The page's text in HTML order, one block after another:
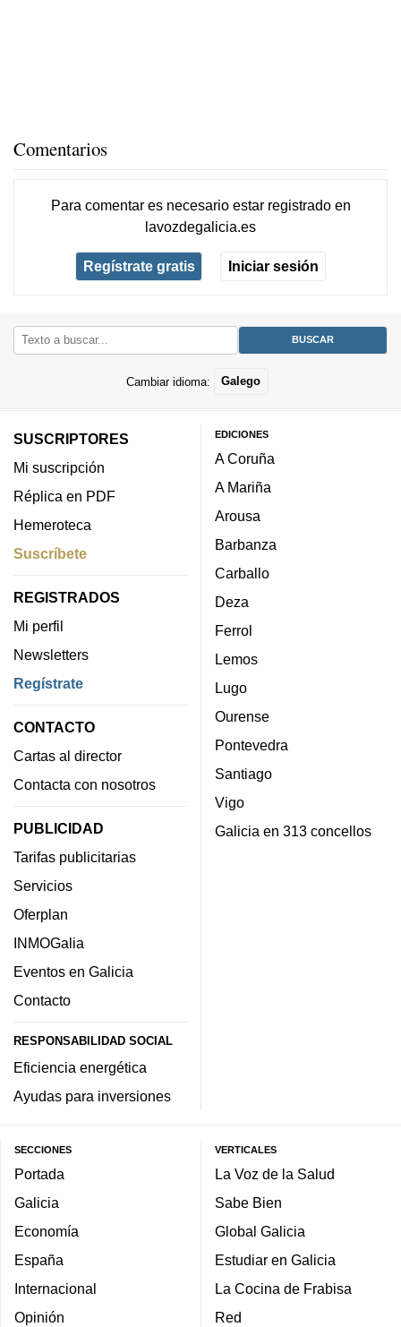
Comentarios
Para comentar es necesario estar registradoen
lavozdegalicia.es
Regístrate gratis Iniciar sesión
Cambiar idioma: Galego
SUSCRIPTORES
Mi suscripción
Réplica en PDF
Hemeroteca
Suscríbete
REGISTRADOS
Mi perfil
Newsletters
Regístrate
CONTACTO
Cartas al director
Contacta con nosotros
PUBLICIDAD
Tarifas publicitarias
Servicios
Oferplan
INMOGalia
Eventos en Galicia
Contacto
RESPONSABILIDAD SOCIAL
Eficiencia energética
Ayudas para inversiones
EDICIONES
A Coruña
A Mariña
Arousa
Barbanza
Carballo
Deza
Ferrol
Lemos
Lugo
Ourense
Pontevedra
Santiago
Vigo
Galicia en 313 concellos
SECCIONES
Portada
Galicia
Economía
España
Internacional
Opinión
VERTICALES
La Voz de la Salud
Sabe Bien
Global Galicia
Estudiar en Galicia
La Cocina de Frabisa
Red